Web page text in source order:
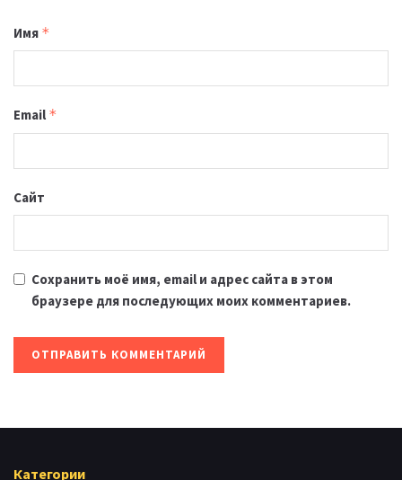
Имя *
Email *
Сайт
Сохранить моё имя, email и адрес сайта в этом
браузере для последующих моих комментариев.
Категории